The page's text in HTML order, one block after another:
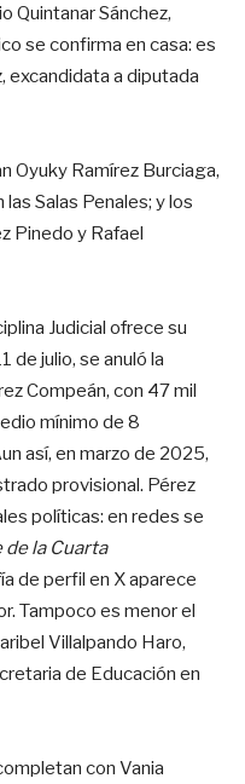
Quintanar Sánchez,
se confirma en casa: es
excandidata a diputada
Oyuky Ramírez Burciaga,
Salas Penales; y los
Pinedo y Rafael
Judicial ofrece su
de julio, se anuló la
Compeán, con 47 mil
mínimo de 8
así, en marzo de 2025,
provisional. Pérez
políticas: en redes se
de la Cuarta
de perfil en X aparece
Tampoco es menor el
Villalpando Haro,
de Educación en
con Vania